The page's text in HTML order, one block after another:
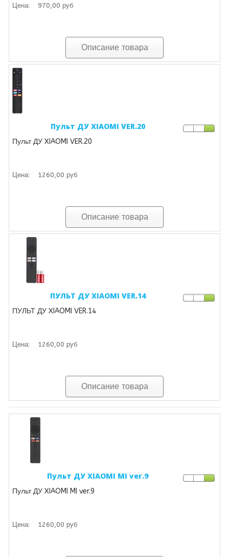
Цена: 970,00 руб
Описание товара
Пульт ДУ XIAOMI VER.20
Пульт ДУ XIAOMI VER.20
Цена: 1260,00 руб
Описание товара
ПУЛЬТ ДУ XIAOMI VER.14
ПУЛЬТ ДУ XIAOMI VER.14
Цена: 1260,00 руб
Описание товара
Пульт ДУ XIAOMI MI ver.9
Пульт ДУ XIAOMI MI ver.9
Цена: 1260,00 руб